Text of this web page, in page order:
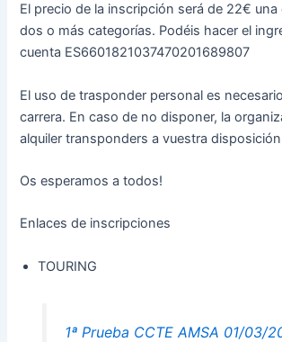
El precio de la inscripción será de 22€
dos o más categorías. Podéis hacer el
cuenta ES6601821037470201689807
El uso de trasponder personal es
carrera. En caso de no disponer, la
alquiler transponders a vuestra
Os esperamos a todos!
Enlaces de inscripciones
TOURING
1ª Prueba CCTE AMSA 01/03/